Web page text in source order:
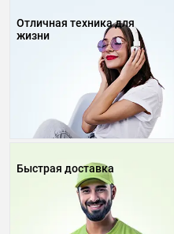
Отличная техника для
жизни
Быстрая доставка